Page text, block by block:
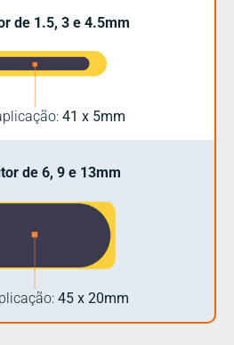
de 1.5, 3 e 4.5mm
41 x 5mm
de 6, 9 e 13mm
45 x 20mm